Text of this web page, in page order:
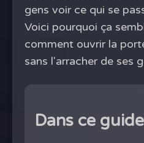
gens voir ce qui se
Voici pourquoi ça
comment ouvrir la
sans l'arracher de ses
Dans ce guide